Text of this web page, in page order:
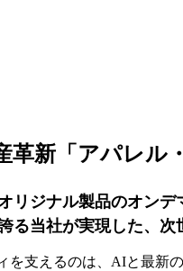
革新「アパレル
リジナル製品のオン
る当社が実現した、
を支えるのは、AIと最新